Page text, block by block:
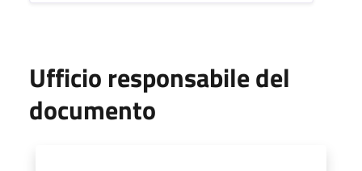
Ufficio responsabile del
documento